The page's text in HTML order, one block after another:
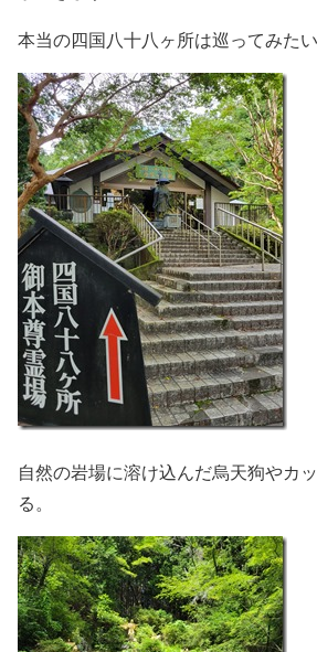
本当の四国八十八ヶ所は巡ってみたい
自然の岩場に溶け込んだ烏天狗やカ
る。